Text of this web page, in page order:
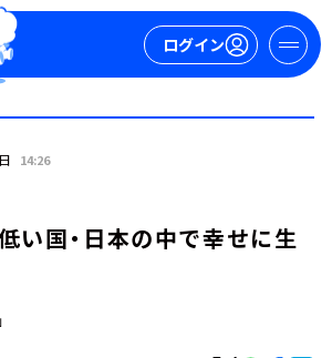
ログイン
14:26
い国・日本の中で幸せに生